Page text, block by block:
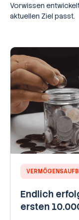
Vorwissen
aktuellen Ziel passt.
Endlich
ersten